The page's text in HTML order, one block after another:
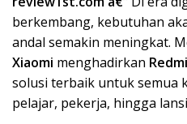
berkembang, kebutuhan
andal semakin meningkat.
Xiaomi menghadirkan
solusi terbaik untuk semua
pelajar, pekerja, hingga